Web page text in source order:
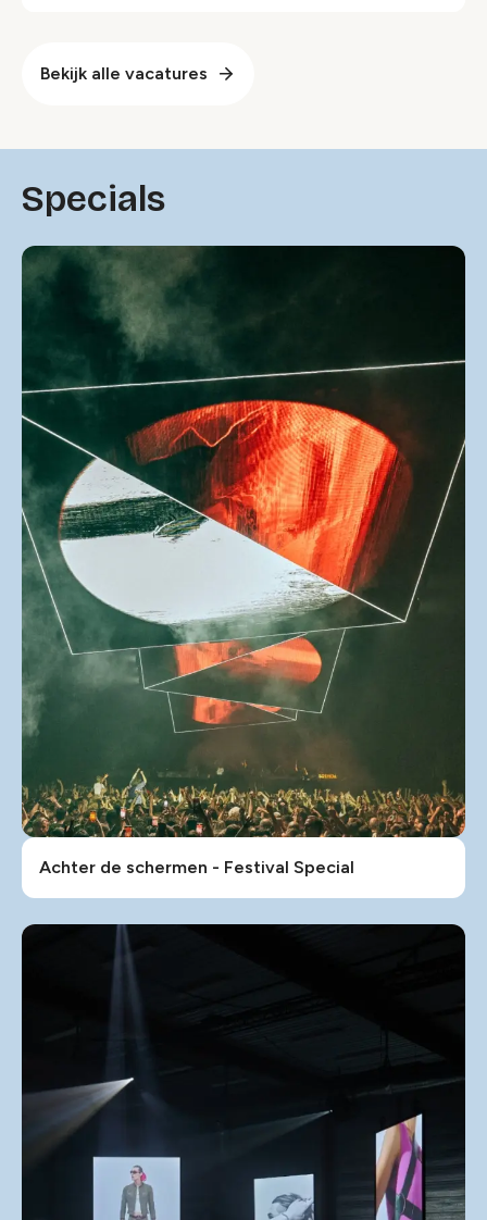
Bekijk alle vacatures
Specials
Achter de schermen - Festival Special